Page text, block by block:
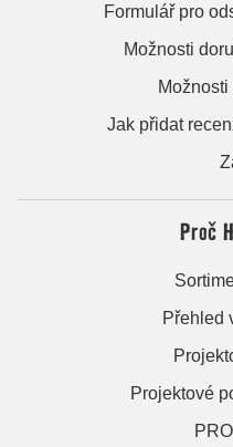
Formulář pro
Možnosti
Jak přidat
Proč
Přehled
Projektové